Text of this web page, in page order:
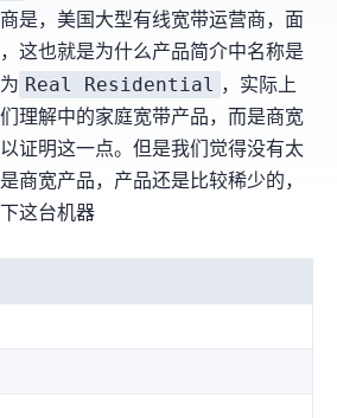
是，美国大型有线宽带运营商，面
，这也就是为什么产品简介中名称是
为 Real Residential
，实际上
理解中的家庭宽带产品，而是商宽
果都可以证明这一点。但是我们觉得没有太
宽产品，Charter产品还是比较稀少的，
这台机器